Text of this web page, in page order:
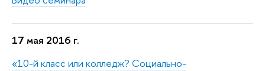
17 мая 2016 г.
«10-й класс или колледж? Социально-